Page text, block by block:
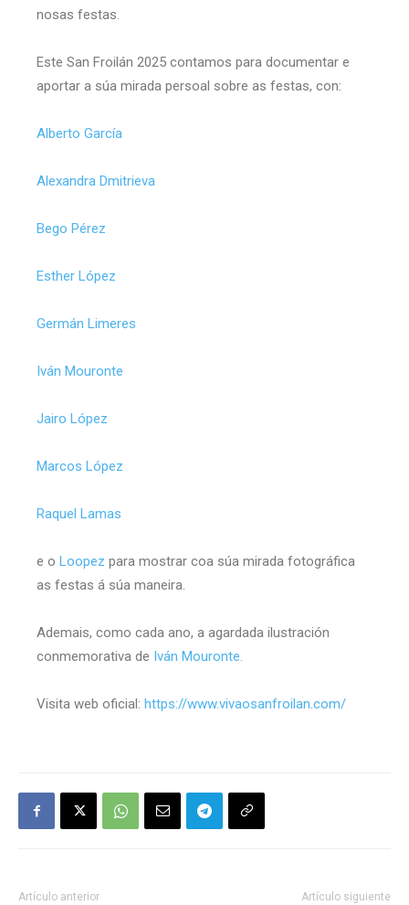
nosas festas.
Este San Froilán 2025 contamos para documentar e
aportar a súa mirada persoal sobre as festas, con:
Alberto García
Alexandra Dmitrieva
Bego Pérez
Esther López
Germán Limeres
Iván Mouronte
Jairo López
Marcos López
Raquel Lamas
e o Loopez para mostrar coa súa mirada fotográfica
as festas á súa maneira.
Ademais, como cada ano, a agardada ilustración
conmemorativa de Iván Mouronte.
Visita web oficial: https://www.vivaosanfroilan.com/
Artículo anterior Artículo siguiente